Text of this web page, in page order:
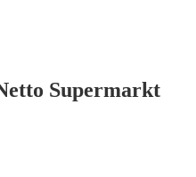
Supermarkt